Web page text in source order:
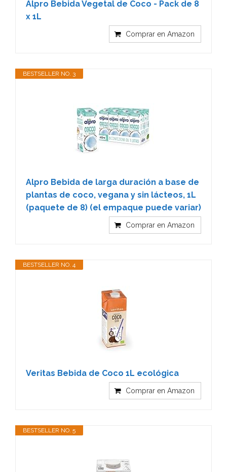
Alpro Bebida Vegetal de Coco - Pack de 8
x 1L
Comprar en Amazon
BESTSELLER NO. 3
Alpro Bebida de larga duración a base de
plantas de coco, vegana y sin lácteos, 1L
(paquete de 8) (el empaque puede variar)
Comprar en Amazon
BESTSELLER NO. 4
Veritas Bebida de Coco 1L ecológica
Comprar en Amazon
BESTSELLER NO. 5